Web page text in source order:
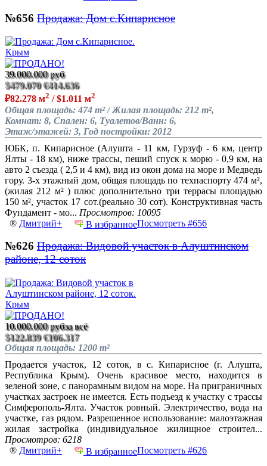
№656 Продажа: Дом с.Кипарисное
39.000.000 руб
$479.070 €414.636
₽82.278 м2 / $1.011 м2
Общая площадь: 474 m² / Жилая площадь: 212 m²,
Комнат: 8, Спален: 6, Туалетов/Ванн: 6,
Этаж/этажей: 3, Год постройки: 2012
ЮБК, п. Кипарисное (Алушта - 11 км, Гурзуф - 6 км, центр
Ялты - 18 км), ниже трассы, пеший спуск к морю - 0,9 км, на
авто 2 съезда ( 2,5 и 4 км), вид из окон дома на море и Медведь
гору. 3-х этажный дом, общая площадь по техпаспорту 474 м²,
(жилая 212 м² ) плюс дополнительно три террасы площадью
150 м², участок 17 сот.(реально 30 сот). Конструктивная часть
Фундамент - мо... Просмотров: 10095
® Дмитрий+ В избранноеПосмотреть #656
№626 Продажа: Видовой участок в Алуштинском
районе, 12 соток
10.000.000 рубза всё
$122.839 €106.317
Общая площадь: 1200 m²
Продается участок, 12 соток, в с. Кипарисное (г. Алушта,
Республика Крым). Очень красивое место, находится в
зеленой зоне, с панорамным видом на море. На приграничных
участках застроек не имеется. Есть подъезд к участку с трассы
Симферополь-Ялта. Участок ровный. Электричество, вода на
участке, газ рядом. Разрешенное использование: малоэтажная
жилая застройка (индивидуальное жилищное строител...
Просмотров: 6218
® Дмитрий+ В избранноеПосмотреть #626